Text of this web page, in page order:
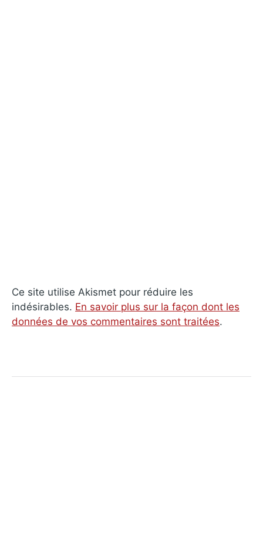
Ce site utilise Akismet pour réduire les
indésirables. En savoir plus sur la façon dont les
données de vos commentaires sont traitées.